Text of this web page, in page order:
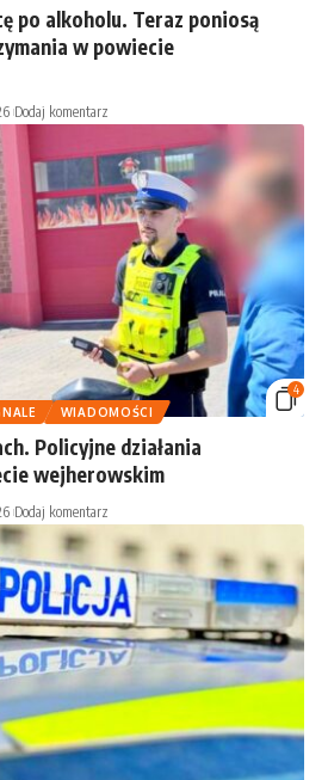
po alkoholu. Teraz poniosą
w powiecie
Dodaj komentarz
4
WIADOMOŚCI
Policyjne działania
wejherowskim
Dodaj komentarz